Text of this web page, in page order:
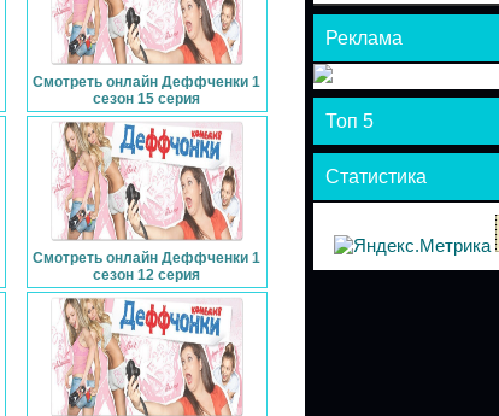
Смотреть онлайн Деффченки 1
сезон 15 серия
Смотреть онлайн Деффченки 1
сезон 12 серия
Реклама
Топ 5
Статистика